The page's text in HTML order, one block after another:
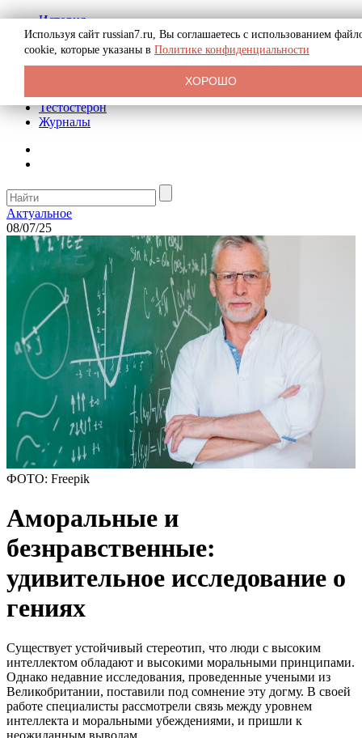
История
Биография
Криминал
Реклама на сайте
Тестостерон
Журналы
Актуальное
08/07/25
ФОТО: Freepik
Аморальные и
безнравственные:
удивительное исследование о
гениях
Существует устойчивый стереотип, что люди с высоким
интеллектом обладают и высокими моральными принципами.
Однако недавние исследования, проведенные учеными из
Великобритании, поставили под сомнение эту догму. В своей
работе специалисты рассмотрели связь между уровнем
интеллекта и моральными убеждениями, и пришли к
неожиданным выводам.
Используя сайт russian7.ru, Вы соглашаетесь с использованием
cookie, которые указаны в Политике конфиденциальности
ХОРОШО